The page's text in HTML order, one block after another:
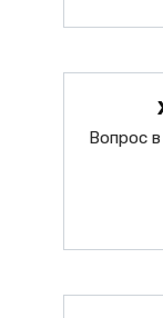
Вопрос